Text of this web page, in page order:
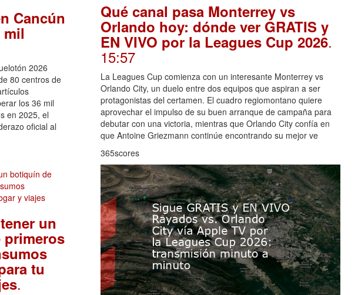
Cancún
mil
2026
80 centros de
los 36 mil
en 2025, el
oficial al
un
tu
.
Qué canal pasa Monterrey vs
Orlando hoy: dónde ver GRATIS y
EN VIVO por la Leagues Cup 2026.
15:57
La Leagues Cup comienza con un interesante Monterrey vs
Orlando City, un duelo entre dos equipos que aspiran a ser
protagonistas del certamen. El cuadro regiomontano quiere
aprovechar el impulso de su buen arranque de campaña para
debutar con una victoria, mientras que Orlando City confía en
que Antoine Griezmann continúe encontrando su mejor ve
365scores